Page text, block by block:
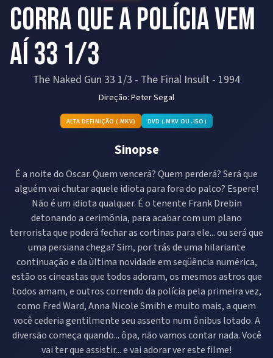
Corra Que a Polícia Vem
Aí 33 1/3
The Naked Gun 33 1/3 - The Final Insult - 1994
Direção:Peter Segal
ALTA DEFINIÇÃO (.MKV) DVD (.MKV OU .ISO)
Sinopse
É a noite do Oscar. Quem vencerá? Quem perderá? Será que
alguém vai chutar aquele idiota para fora do palco? Espere!
Não é um idiota qualquer. É o tenente Frank Drebin
detonando a cerimônia, para acabar com um plano
terrorista que poderá fechar as cortinas para ele... ou será que
uma persiana chega? Sim, por trás de uma hilariante
continuação e da última novidade em seqüência numérica,
estão os cineastas que todos adoram, os mesmos astros que
todos amam, e outros correndo da polícia pela primeira vez,
como Fred Ward, Anna Nicole Smith e muito mais, a quem
você cederia gentilmente seu assento num ônibus lotado. A
diversão começa quando... ôpa, não vamos contar nada. Você
vai ter que assistir... e vai adorar ver este filme!